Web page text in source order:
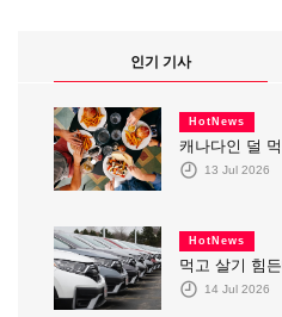
인기 기사
HotNews
캐나다인 덜
13 Jul 2026
HotNews
먹고 살기 힘
14 Jul 2026